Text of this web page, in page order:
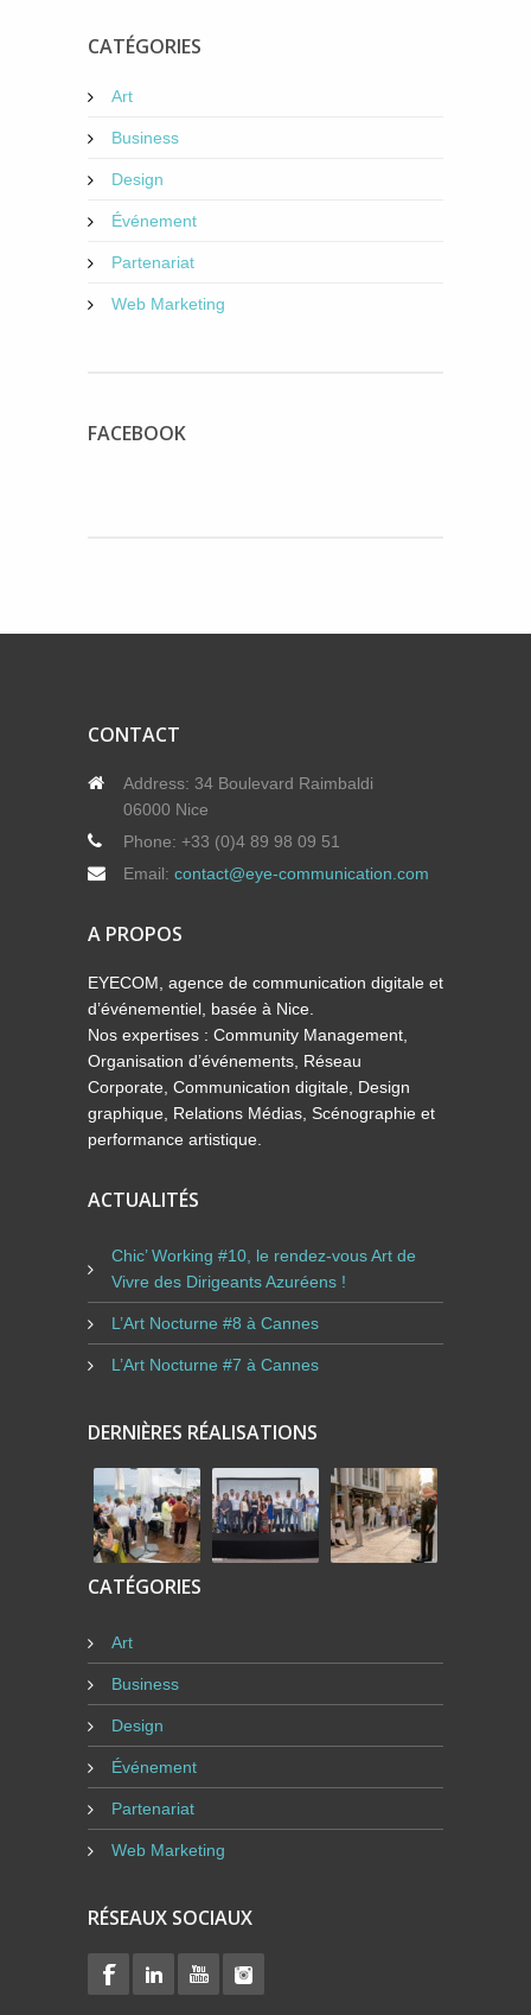
CATÉGORIES
Art
Business
Design
Événement
Partenariat
Web Marketing
FACEBOOK
CONTACT
Address: 34 Boulevard Raimbaldi
06000 Nice
Phone: +33 (0)4 89 98 09 51
Email: contact@eye-communication.com
A PROPOS
EYECOM, agence de communication digitale et
d’événementiel, basée à Nice.
Nos expertises : Community Management,
Organisation d’événements, Réseau
Corporate, Communication digitale, Design
graphique, Relations Médias, Scénographie et
performance artistique.
ACTUALITÉS
Chic’ Working #10, le rendez-vous Art de
Vivre des Dirigeants Azuréens !
L’Art Nocturne #8 à Cannes
L’Art Nocturne #7 à Cannes
DERNIÈRES RÉALISATIONS
CATÉGORIES
Art
Business
Design
Événement
Partenariat
Web Marketing
RÉSEAUX SOCIAUX